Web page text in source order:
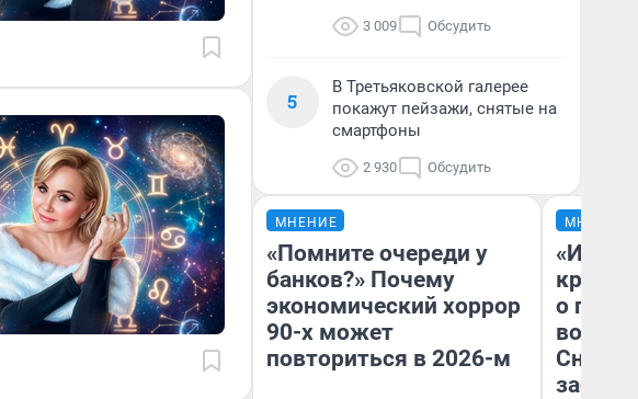
3 009 Обсудить
5
В Третьяковской галерее
покажут пейзажи, снятые на
смартфоны
2 930 Обсудить
МНЕНИЕ
«Помните очереди у
банков?» Почему
экономический хоррор
90-х может
повториться в 2026-м
МНЕНИЕ
«И это
о